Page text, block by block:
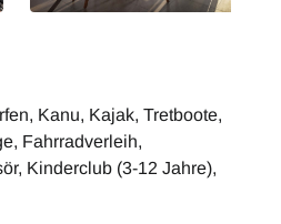
Kanu, Kajak, Tretboote,
Fahrradverleih,
Kinderclub (3-12 Jahre),